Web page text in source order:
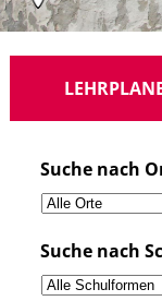
Suche nach
Suche nach